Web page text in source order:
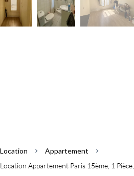
Location
Appartement
Location Appartement Paris 15ème, 1